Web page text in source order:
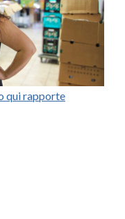
qui rapporte